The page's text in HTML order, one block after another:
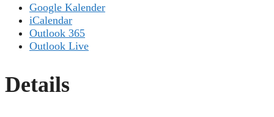
Google Kalender
iCalendar
Outlook 365
Outlook Live
Details